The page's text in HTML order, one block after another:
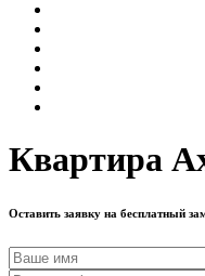
Квартира
Оставить заявку на бесплатный